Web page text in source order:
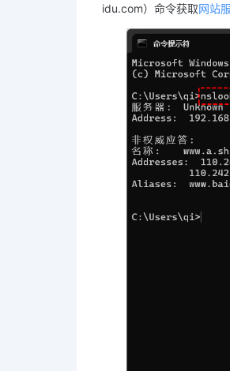
idu.com）命令获取网站